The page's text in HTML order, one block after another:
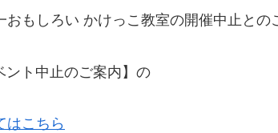
もしろい かけっこ教室の開催中止との
ント中止のご案内】の
はこちら